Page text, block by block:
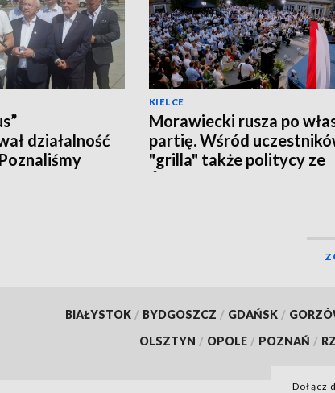
działalność
KIELCE
Morawiecki rusza po
partię. Wśród
"grilla" także politycy ze
BIAŁYSTOK / BYDGOSZCZ / GDAŃSK /
OLSZTYN / OPOLE / POZNAŃ /
Dołącz